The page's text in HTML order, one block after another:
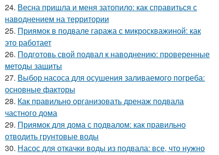
24. Весна пришла и меня затопило: как справиться с
наводнением на территории
25. Приямок в подвале гаража с микроскважиной: как
это работает
26. Подготовь свой подвал к наводнению: проверенные
методы защиты
27. Выбор насоса для осушения заливаемого погреба:
основные факторы
28. Как правильно организовать дренаж подвала
частного дома
29. Приямок для дома с подвалом: как правильно
отводить грунтовые воды
30. Насос для откачки воды из подвала: все, что нужно